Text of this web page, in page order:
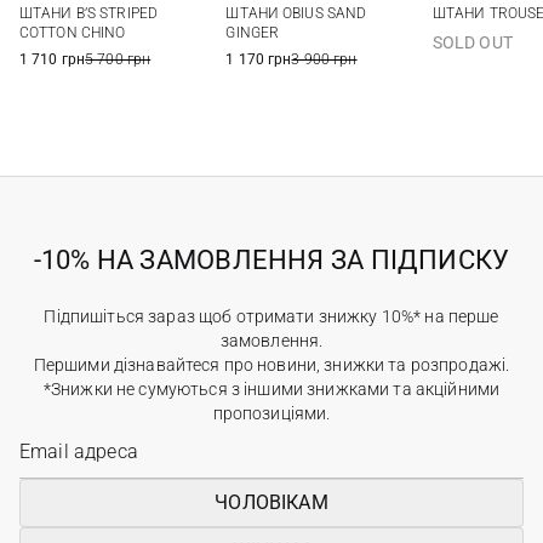
ШТАНИ B’S STRIPED
COTTON CHINO
1 710 грн5 700 грн
12
ШТАНИ OBIUS SAND
GINGER
1 170 грн3 900 грн
ШТАНИ
SOLD OUT
-10% НА ЗАМОВЛЕННЯ ЗА ПІДПИСКУ
Підпишіться зараз щоб отримати знижку 10%* на перше
замовлення.
Першими дізнавайтеся про новини, знижки та розпродажі.
*Знижки не сумуються з іншими знижками та акційними
пропозиціями.
ЧОЛОВІКАМ